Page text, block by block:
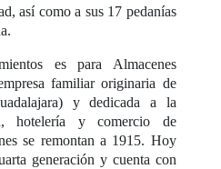
así como a sus 17 pedanías
es para Almacenes
familiar originaria de
y dedicada a la
hotelería y comercio de
se remontan a 1915. Hoy
generación y cuenta con